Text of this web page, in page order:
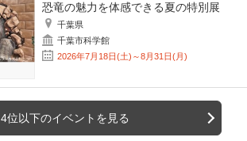
恐竜の魅力を体感できる夏の特別展
千葉県
千葉市科学館
2026年7月18日(土)～8月31日(月)
4位以下のイベントを見る